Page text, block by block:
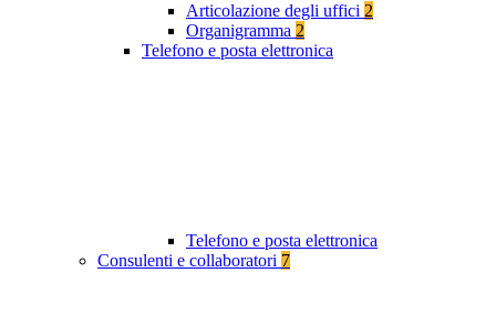
Articolazione degli uffici 2
Organigramma 2
Telefono e posta elettronica
Telefono e posta elettronica
Consulenti e collaboratori 7